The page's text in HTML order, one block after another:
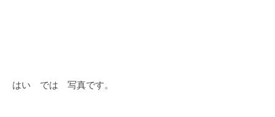
はい では 写真です。